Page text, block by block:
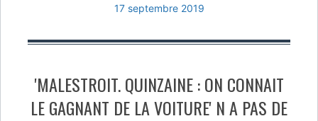
17 septembre 2019
'MALESTROIT. QUINZAINE : ON CONNAIT
LE GAGNANT DE LA VOITURE' N A PAS DE